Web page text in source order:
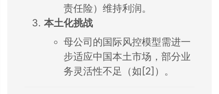
责任险）维持利润。
本土化挑战
母公司的国际风控模型需进一
步适应中国本土市场，部分业
务灵活性不足（如[2]）。